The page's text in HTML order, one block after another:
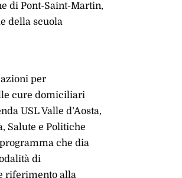
di Pont-Saint-Martin,
della scuola
per
cure domiciliari
USL Valle d’Aosta,
Salute e Politiche
che dia
di
riferimento alla